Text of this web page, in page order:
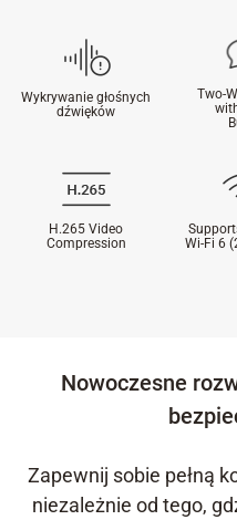
Wykrywanie głośnych
dźwięków
Two-
H.265 Video
Compression
Wi-Fi 6
Nowoczesne
Zapewnij sobie pełną
niezależnie od tego,